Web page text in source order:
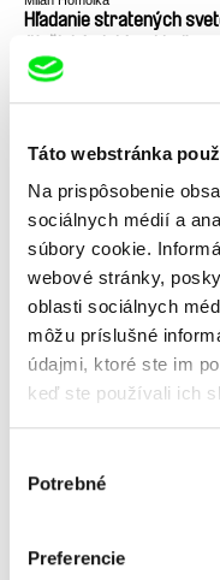
Táto webstránka
Na prispôsobenie
sociálnych médií a
súbory cookie.
webové stránky,
oblasti sociálnych
môžu príslušné
údajmi, ktoré ste im
keď ste používali ich
súhlasu
Potrebné
Preferencie
Hľadanie stratených
Milan Homolka
Hľadanie stratených
(Na Západe nič nové)
(Prešovský krvavý súd)